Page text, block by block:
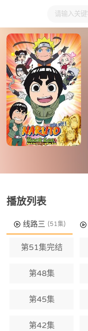
大家在看 日本动漫
播放列表
线路三 (51集)
第51集完结
第48集
第45集
第42集